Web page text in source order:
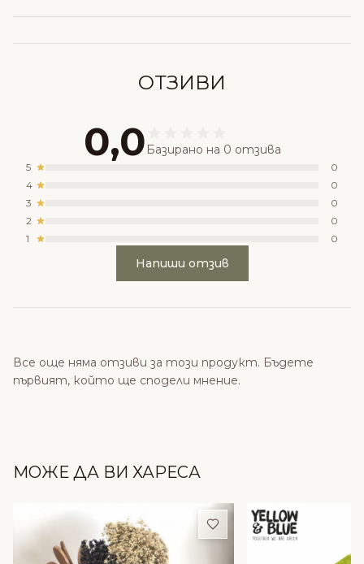
ОТЗИВИ
0,0 Базирано на 0 отзива
5
0
4
0
3
0
2
0
1
0
Напиши отзив
Все още няма отзиви за този продукт. Бъдете
първият, който ще сподели мнение.
МОЖЕ ДА ВИ ХАРЕСА
Добави в любими